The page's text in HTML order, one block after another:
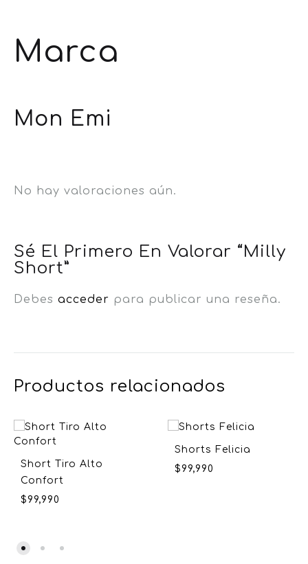
Marca
Mon Emi
No hay valoraciones aún.
Sé El Primero En Valorar “Milly
Short”
Debes acceder para publicar una reseña.
Productos relacionados
Short Tiro Alto
Confort
$99,990
Shorts Felicia
$99,990